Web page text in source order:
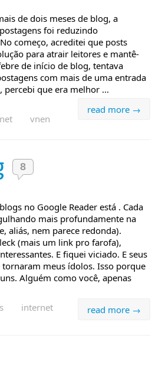
de dois meses de blog, a
foi reduzindo
começo, acreditei que posts
para atrair leitores e mantê-
de início de blog, tentava
com mais de uma entrada
percebi que era melhor ...
read more →
vnen
8
no Google Reader está . Cada
mais profundamente na
aliás, nem parece redonda).
(mais um link pro farofa),
E fiquei viciado. E seus
tornaram meus ídolos. Isso porque
Alguém como você, apenas
read more →
internet